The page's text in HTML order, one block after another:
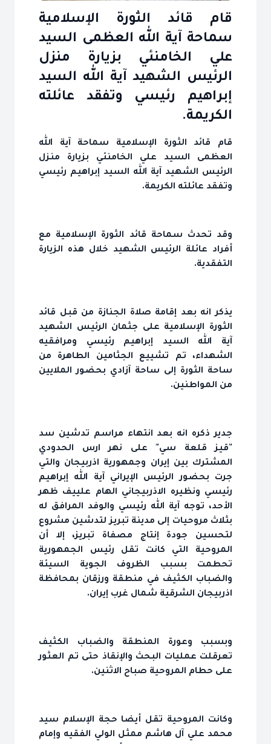
قام قائد الثورة الإسلامية
سماحة آية الله العظمى السيد
علي الخامنئي بزيارة منزل
الرئيس الشهيد آية الله السيد
إبراهيم رئيسي وتفقد عائلته
الكريمة.
قام قائد الثورة الإسلامية سماحة آية الله
العظمى السيد علي الخامنئي بزيارة منزل
الرئيس الشهيد آية الله السيد إبراهيم رئيسي
وتفقد عائلته الكريمة.
وقد تحدث سماحة قائد الثورة الإسلامية مع
أفراد عائلة الرئيس الشهيد خلال هذه الزيارة
التفقدية.
يذكر انه بعد إقامة صلاة الجنازة من قبل قائد
الثورة الإسلامية على جثمان الرئيس الشهيد
آية الله السيد إبراهيم رئيسي ومرافقيه
الشهداء، تم تشييع الجثامين الطاهرة من
ساحة الثورة إلى ساحة آزادي بحضور الملايين
من المواطنين.
جدير ذكره انه بعد انتهاء مراسم تدشين سد
"قيز قلعة سي" على نهر ارس الحدودي
المشترك بين إيران وجمهورية اذربيجان والتي
جرت بحضور الرئيس الإيراني آية الله إبراهيم
رئيسي ونظيره الاذربيجاني الهام علييف ظهر
الأحد، توجه آية الله رئيسي والوفد المرافق له
بثلاث مروحيات إلى مدينة تبريز لتدشين مشروع
لتحسين جودة إنتاج مصفاة تبريز، إلا أن
المروحية التي كانت تقل رئيس الجمهورية
تحطمت بسبب الظروف الجوية السيئة
والضباب الكثيف في منطقة ورزقان بمحافظة
اذربيجان الشرقية شمال غرب إيران.
وبسبب وعورة المنطقة والضباب الكثيف
تعرقلت عمليات البحث والإنقاذ حتى تم العثور
على حطام المروحية صباح الاثنين.
وكانت المروحية تقل أيضا حجة الإسلام سيد
محمد علي آل هاشم ممثل الولي الفقيه وإمام